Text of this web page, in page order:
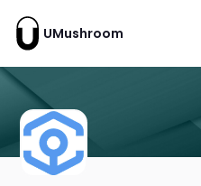
UMushroom